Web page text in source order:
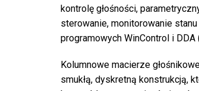
kontrolę głośności,
sterowanie, monitorowanie
programowych WinControl i
Kolumnowe macierze
smukłą, dyskretną konstrukcją,